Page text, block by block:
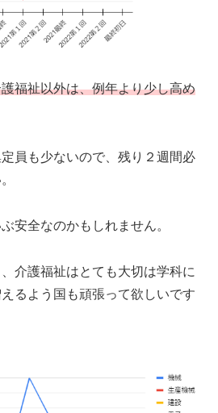
福祉以外は、例年より少し高め
員も少ないので、残り２週間必
安全なのかもしれません。
介護福祉はとても大切は学科に
るよう国も頑張って欲しいです